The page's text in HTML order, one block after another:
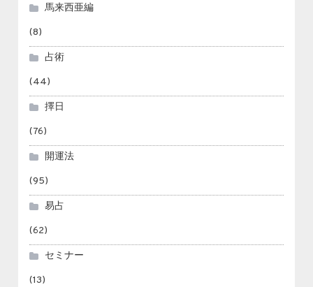
馬来西亜編
(8)
占術
(44)
擇日
(76)
開運法
(95)
易占
(62)
セミナー
(13)